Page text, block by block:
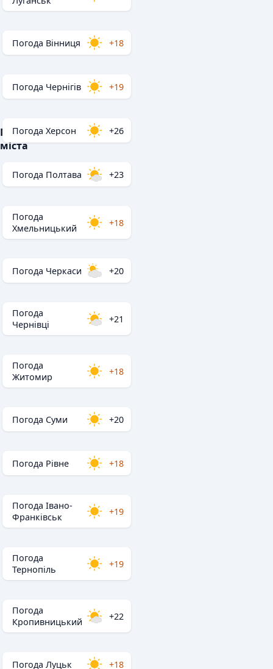
Популярні
міста
Погода Вінниця +18
Погода Чернігів +19
Погода Херсон +26
Погода Полтава +23
Погода
Хмельницький
+18
Погода Черкаси +20
Погода
Чернівці
+21
Погода
Житомир
+18
Погода Суми +20
Погода Рівне +18
Погода Івано-
Франківськ
+19
Погода
Тернопіль
+19
Погода
Кропивницький
+22
Погода Луцьк +18